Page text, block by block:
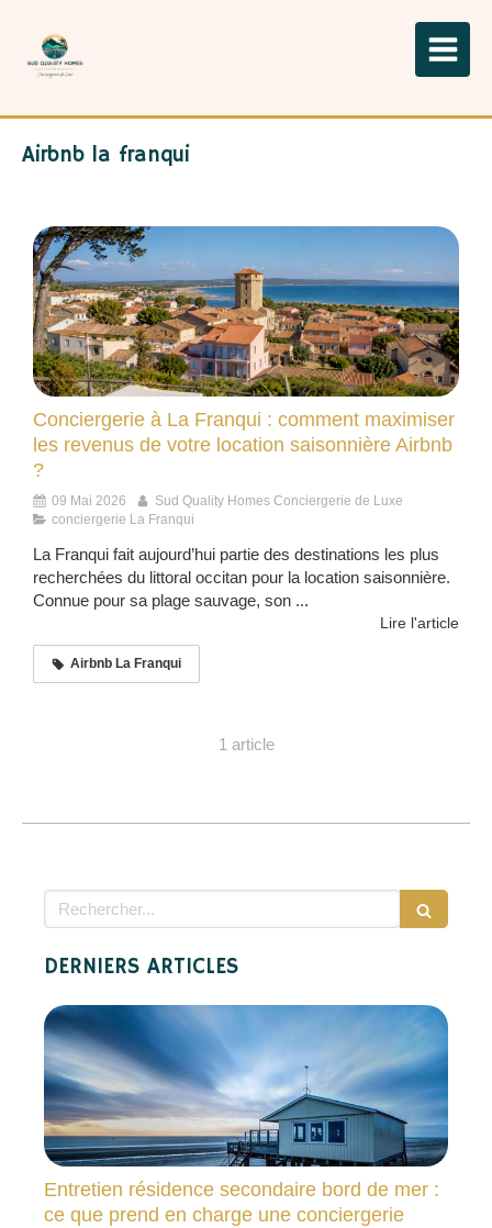
Airbnb la franqui
Conciergerie à La Franqui : comment maximiser
les revenus de votre location saisonnière Airbnb
?
09 Mai 2026
Sud Quality Homes Conciergerie de Luxe
conciergerie La Franqui
La Franqui fait aujourd’hui partie des destinations les plus
recherchées du littoral occitan pour la location saisonnière.
Connue pour sa plage sauvage, son ...
Lire l'article
Airbnb La Franqui
1 article
Rechercher
DERNIERS ARTICLES
Entretien résidence secondaire bord de mer :
ce que prend en charge une conciergerie